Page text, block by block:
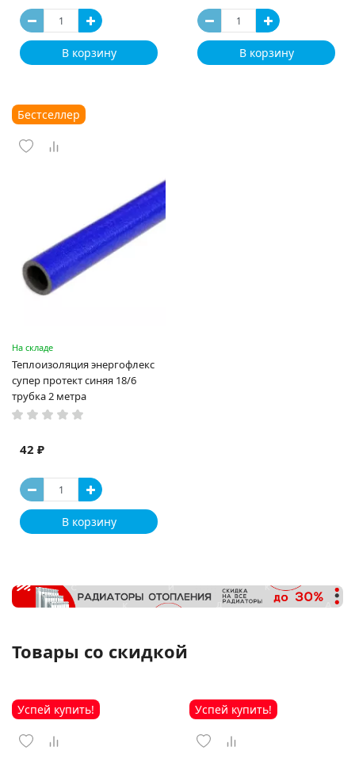
В корзину В корзину
Бестселлер
На складе
Теплоизоляция энергофлекс
супер протект синяя 18/6
трубка 2 метра
42 ₽
В корзину
Товары со скидкой
Успей купить! Успей купить!